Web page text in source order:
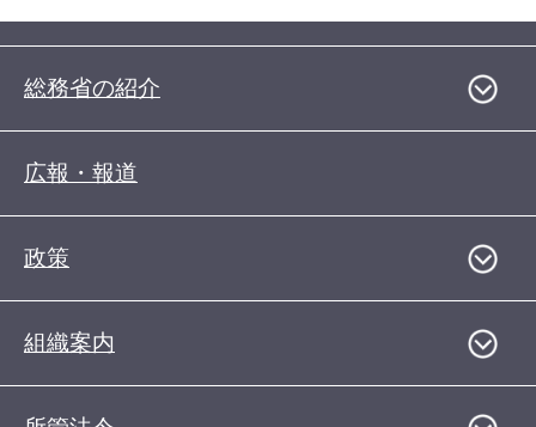
総務省の紹介
広報・報道
政策
組織案内